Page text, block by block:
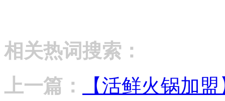
相关热词搜索：
上一篇：
【活鲜火锅加